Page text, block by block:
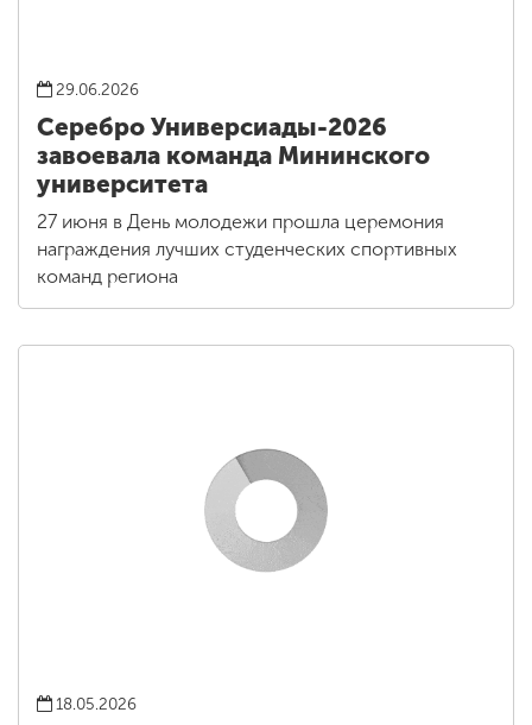
29.06.2026
Серебро Универсиады-2026
завоевала команда Мининского
университета
27 июня в День молодежи прошла церемония
награждения лучших студенческих спортивных
команд региона
18.05.2026